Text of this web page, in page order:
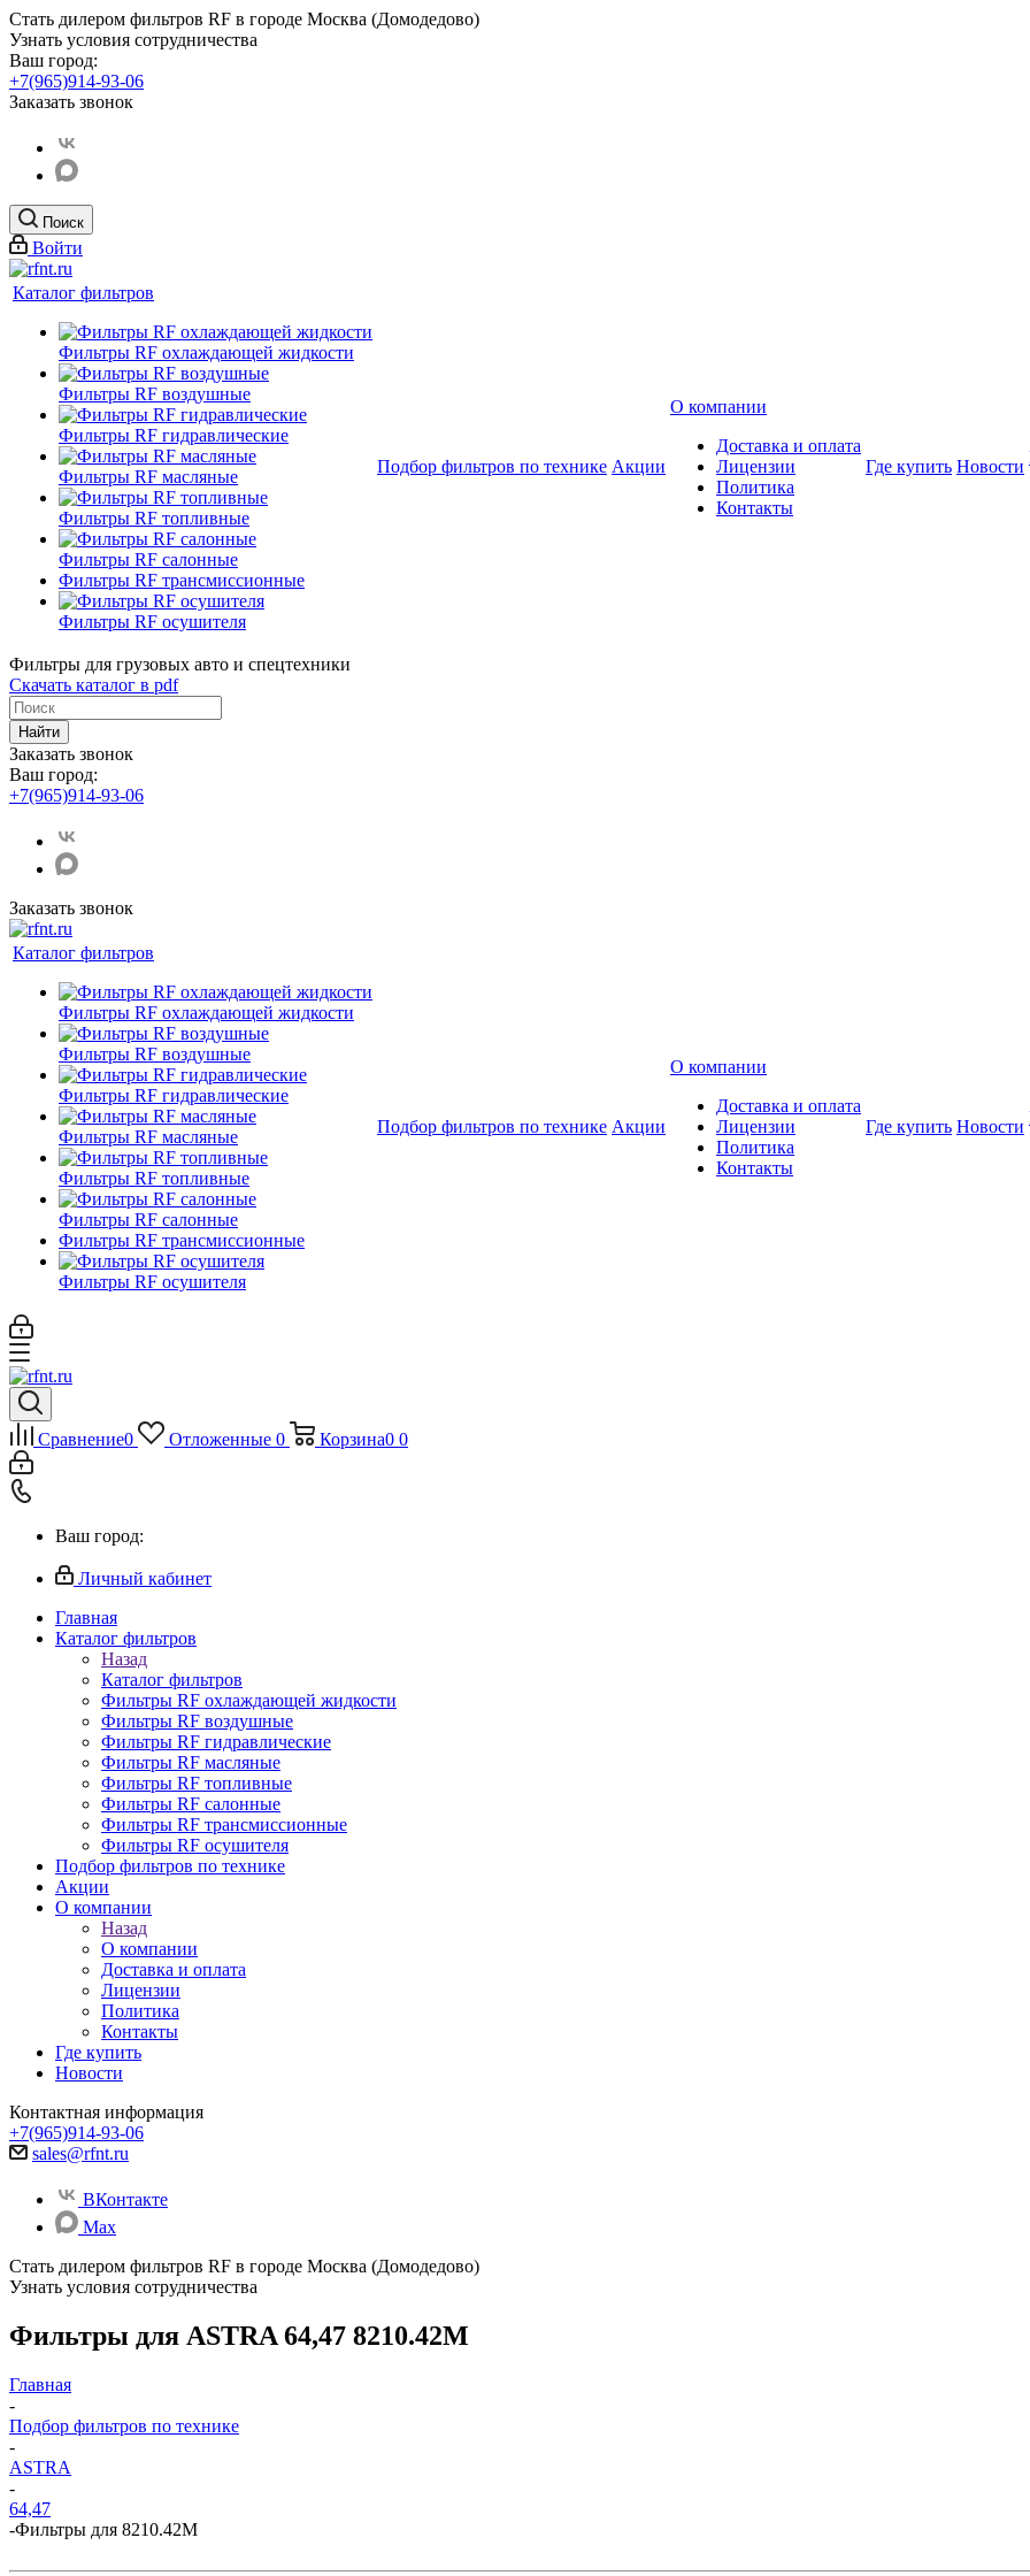
Стать дилером фильтров RF в городе Москва (Домодедово)
Узнать условия сотрудничества
Ваш город:
+7(965)914-93-06
Заказать звонок
Поиск
Войти
Каталог фильтров
Фильтры RF охлаждающей жидкости
Фильтры RF воздушные
Фильтры RF гидравлические
Фильтры RF масляные
Фильтры RF топливные
Фильтры RF салонные
Фильтры RF трансмиссионные
Фильтры RF осушителя
Подбор фильтров по технике Акции
О компании
Доставка и оплата
Лицензии
Политика
Контакты
Где купить Новости
Фильтры для грузовых авто и спецтехники
Скачать каталог в pdf
Найти
Заказать звонок
Ваш город:
+7(965)914-93-06
Заказать звонок
Каталог фильтров
Фильтры RF охлаждающей жидкости
Фильтры RF воздушные
Фильтры RF гидравлические
Фильтры RF масляные
Фильтры RF топливные
Фильтры RF салонные
Фильтры RF трансмиссионные
Фильтры RF осушителя
Подбор фильтров по технике Акции
О компании
Доставка и оплата
Лицензии
Политика
Контакты
Где купить Новости
Сравнение0 Отложенные 0 Корзина0 0
Ваш город:
Личный кабинет
Главная
Каталог фильтров
Назад
Каталог фильтров
Фильтры RF охлаждающей жидкости
Фильтры RF воздушные
Фильтры RF гидравлические
Фильтры RF масляные
Фильтры RF топливные
Фильтры RF салонные
Фильтры RF трансмиссионные
Фильтры RF осушителя
Подбор фильтров по технике
Акции
О компании
Назад
О компании
Доставка и оплата
Лицензии
Политика
Контакты
Где купить
Новости
Контактная информация
+7(965)914-93-06
sales@rfnt.ru
ВКонтакте
Max
Стать дилером фильтров RF в городе Москва (Домодедово)
Узнать условия сотрудничества
Фильтры для ASTRA 64,47 8210.42M
Главная
-
Подбор фильтров по технике
-
ASTRA
-
64,47
-Фильтры для 8210.42M